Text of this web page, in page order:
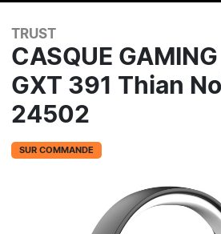
TRUST
CASQUE
GXT 391 Thian
24502
SUR COMMANDE